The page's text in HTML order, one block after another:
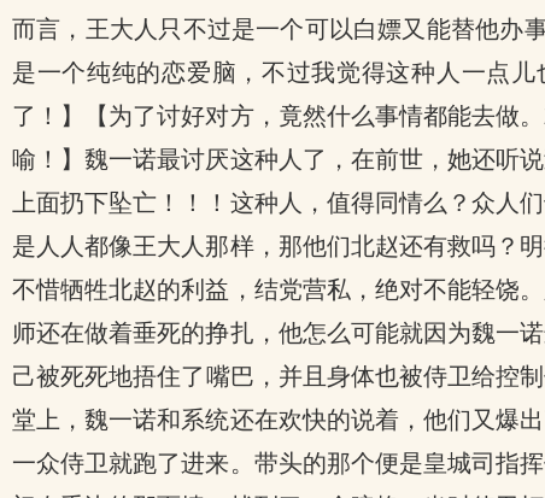
而言，王大人只不过是一个可以白嫖又能替他办
是一个纯纯的恋爱脑，不过我觉得这种人一点
了！】【为了讨好对方，竟然什么事情都能去做
喻！】魏一诺最讨厌这种人了，在前世，她还听
上面扔下坠亡！！！这种人，值得同情么？众人
是人人都像王大人那样，那他们北赵还有救吗？
不惜牺牲北赵的利益，结党营私，绝对不能轻饶
师还在做着垂死的挣扎，他怎么可能就因为魏一
己被死死地捂住了嘴巴，并且身体也被侍卫给控
堂上，魏一诺和系统还在欢快的说着，他们又爆
一众侍卫就跑了进来。带头的那个便是皇城司指